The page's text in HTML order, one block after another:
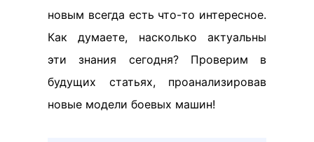
новым всегда есть что-то интересное.
Как думаете, насколько актуальны
эти знания сегодня? Проверим в
будущих статьях, проанализировав
новые модели боевых машин!